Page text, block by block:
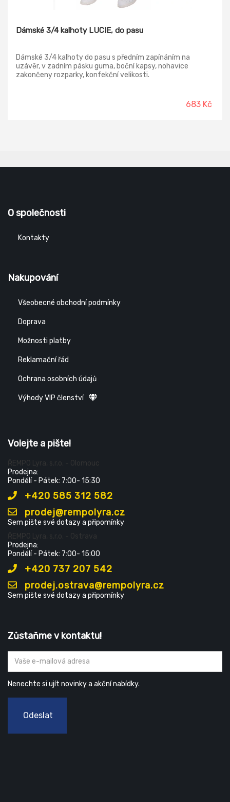
Dámské 3/4 kalhoty LUCIE, do pasu
Dámské 3/4 kalhoty do pasu s předním zapínáním na
uzávěr, v zadním pásku guma, boční kapsy, nohavice
zakončeny rozparky, konfekční velikosti.
683 Kč
O společnosti
Kontakty
Nakupování
Všeobecné obchodní podmínky
Doprava
Možnosti platby
Reklamační řád
Ochrana osobních údajů
Výhody VIP členství
Volejte a pište!
ŘEMPO Lyra, s.r.o. - Olomouc
Prodejna:
Pondělí - Pátek: 7:00- 15:30
+420 585 312 582
prodej@rempolyra.cz
Sem pište své dotazy a připomínky
ŘEMPO Lyra, s.r.o. - Ostrava
Prodejna:
Pondělí - Pátek: 7:00- 15:00
+420 737 207 542
prodej.ostrava@rempolyra.cz
Sem pište své dotazy a připomínky
Zůstaňme v kontaktu!
Nenechte si ujít novinky a akční nabídky.
Odeslat